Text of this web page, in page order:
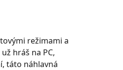
režimami a
hráš na PC,
táto náhlavná